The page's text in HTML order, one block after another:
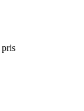
pris